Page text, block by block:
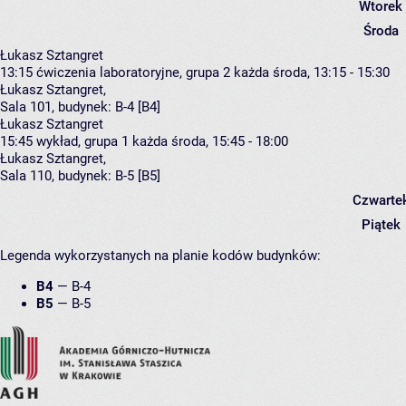
Wtorek
Środa
Łukasz Sztangret
13:15 ćwiczenia laboratoryjne, grupa 2 każda środa, 13:15 - 15:30
Łukasz Sztangret,
Sala 101, budynek: B-4 [B4]
Łukasz Sztangret
15:45 wykład, grupa 1 każda środa, 15:45 - 18:00
Łukasz Sztangret,
Sala 110, budynek: B-5 [B5]
Piątek
Legenda wykorzystanych na planie kodów budynków:
B4 — B-4
B5 — B-5